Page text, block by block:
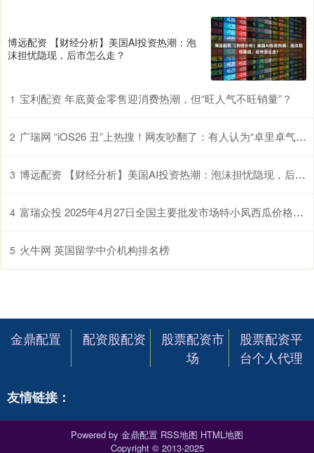
博远配资 【财经分析】美国AI投资热潮：泡
沫担忧隐现，后市怎么走？
1 宝利配资 年底黄金零售迎消费热潮，但“旺人气不旺销量”？
2 广瑞网 “iOS26 丑”上热搜！网友吵翻了：有人认为“卓里卓气” 有人说“立体照片”好玩！
3 博远配资 【财经分析】美国AI投资热潮：泡沫担忧隐现，后市怎么走？
4 富瑞众投 2025年4月27日全国主要批发市场特小凤西瓜价格行情
5 火牛网 英国留学中介机构排名榜
金鼎配置 配资股配资
股票配资市
场
股票配资平
台个人代理
友情链接：
Powered by 金鼎配置 RSS地图 HTML地图
Copyright © 2013-2025